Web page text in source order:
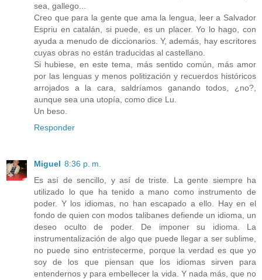
sea, gallego...
Creo que para la gente que ama la lengua, leer a Salvador
Espriu en catalán, si puede, es un placer. Yo lo hago, con
ayuda a menudo de diccionarios. Y, además, hay escritores
cuyas obras no están traducidas al castellano.
Si hubiese, en este tema, más sentido común, más amor
por las lenguas y menos politización y recuerdos históricos
arrojados a la cara, saldríamos ganando todos, ¿no?,
aunque sea una utopía, como dice Lu.
Un beso.
Responder
Miguel 8:36 p. m.
Es así de sencillo, y así de triste. La gente siempre ha
utilizado lo que ha tenido a mano como instrumento de
poder. Y los idiomas, no han escapado a ello. Hay en el
fondo de quien con modos talibanes defiende un idioma, un
deseo oculto de poder. De imponer su idioma. La
instrumentalización de algo que puede llegar a ser sublime,
no puede sino entristecerme, porque la verdad es que yo
soy de los que piensan que los idiomas sirven para
entendernos y para embellecer la vida. Y nada más, que no